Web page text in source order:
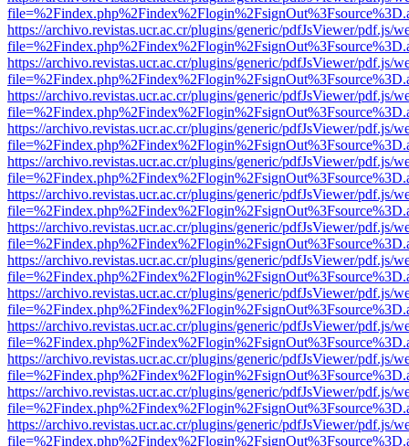
https://archivo.revistas.ucr.ac.cr/plugins/generic/pdfJsViewer/pdf.js/
https://archivo.revistas.ucr.ac.cr/plugins/generic/pdfJsViewer/pdf.js/
https://archivo.revistas.ucr.ac.cr/plugins/generic/pdfJsViewer/pdf.js/
https://archivo.revistas.ucr.ac.cr/plugins/generic/pdfJsViewer/pdf.js/
https://archivo.revistas.ucr.ac.cr/plugins/generic/pdfJsViewer/pdf.js/
https://archivo.revistas.ucr.ac.cr/plugins/generic/pdfJsViewer/pdf.js/
https://archivo.revistas.ucr.ac.cr/plugins/generic/pdfJsViewer/pdf.js/
https://archivo.revistas.ucr.ac.cr/plugins/generic/pdfJsViewer/pdf.js/
https://archivo.revistas.ucr.ac.cr/plugins/generic/pdfJsViewer/pdf.js/
https://archivo.revistas.ucr.ac.cr/plugins/generic/pdfJsViewer/pdf.js/
https://archivo.revistas.ucr.ac.cr/plugins/generic/pdfJsViewer/pdf.js/
https://archivo.revistas.ucr.ac.cr/plugins/generic/pdfJsViewer/pdf.js/
https://archivo.revistas.ucr.ac.cr/plugins/generic/pdfJsViewer/pdf.js/